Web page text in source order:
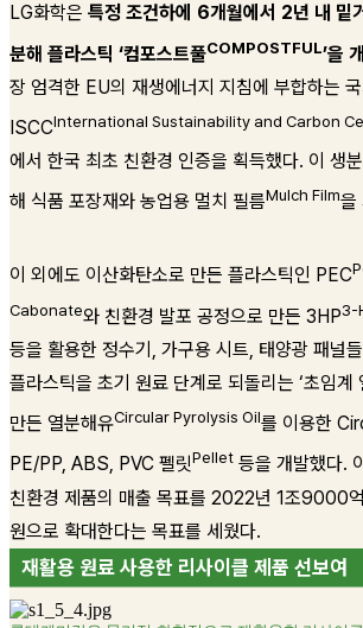
LG화학은 특정 조건하에 6개월에서 2년 내 밑
분해 플라스틱 ‘컴포스트풀COMPOSTFUL’을
장 엄격한 EU의 재생에너지 지침에 부합하는
ISCCInternational Sustainability and Carbon
에서 한국 최초 친환경 인증을 획득했다. 이 생
해 식품 포장재와 농업용 멀치 필름Mulch Film을
이 외에도 이산화탄소로 만든 플라스틱인 PEC
Cabonate와 친환경 발포 공정으로 만든 3HP3-
등을 활용한 정수기, 가구용 시트, 태양광 패널
플라스틱을 초기 원료 단계로 되돌리는 ‘초임계
만든 열분해유Circular Pyrolysis Oil를 이용한
PE/PP, ABS, PVC 펠릿Pellet 등을 개발했다.
친환경 제품의 매출 목표를 2022년 1조9000
원으로 확대한다는 목표를 세웠다.
재활용 원료 사용한 리사이클 제품 선보여